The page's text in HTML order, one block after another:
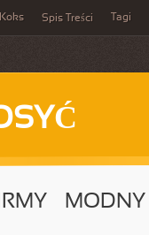
Koks Spis Treści Tagi
–